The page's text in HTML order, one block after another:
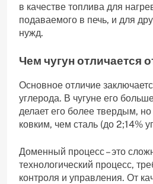
в качестве топлива для
подаваемого в печь‚ и для
нужд.
Чем чугун отличается
Основное отличие
углерода. В чугуне его
делает его более твердым‚
ковким‚ чем сталь (до 2;14%
Доменный процесс – это
технологический процесс‚
контроля и управления. От